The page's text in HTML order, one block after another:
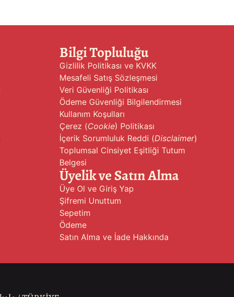
Bilgi Topluluğu
Gizlilik Politikası ve KVKK
Mesafeli Satış Sözleşmesi
Veri Güvenliği Politikası
Ödeme Güvenliği Bilgilendirmesi
Kullanım Koşulları
Çerez (Cookie) Politikası
İçerik Sorumluluk Reddi (Disclaimer)
Toplumsal Cinsiyet Eşitliği Tutum
Belgesi
Üyelik ve Satın Alma
Üye Ol ve Giriş Yap
Şifremi Unuttum
Sepetim
Ödeme
Satın Alma ve İade Hakkında